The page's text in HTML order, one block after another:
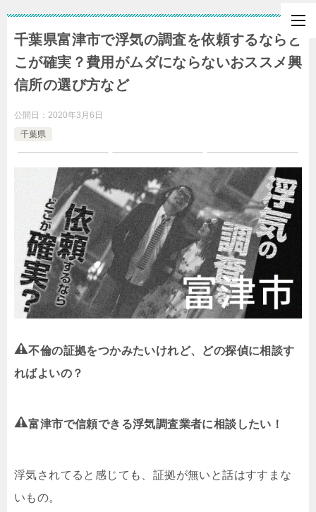
千葉県富津市で浮気の調査を依頼するならど
こが確実？費用がムダにならないおススメ興
信所の選び方など
公開日： 2020年3月6日
千葉県
不倫の証拠をつかみたいけれど、どの探偵に相談す
ればよいの？
富津市で信頼できる浮気調査業者に相談したい！
浮気されてると感じても、証拠が無いと話はすすまな
いもの。